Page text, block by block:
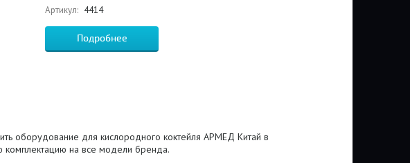
Артикул: 4414
Подробнее
оборудование для кислородного коктейля АРМЕД Китай в
на все модели бренда.